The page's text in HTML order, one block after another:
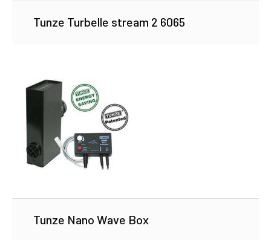
Tunze Turbelle stream 2 6065
Tunze Nano Wave Box